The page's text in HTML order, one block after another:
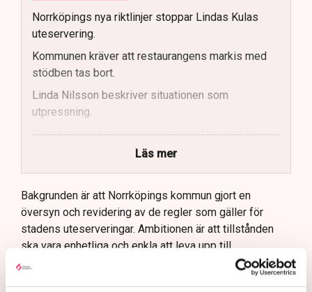
Norrköpings nya riktlinjer stoppar Lindas Kulas
uteservering.
Kommunen kräver att restaurangens markis med
stödben tas bort.
Linda Nilsson beskriver situationen som
utpressning.
Flera krögare kritiserar kommunen för otydlig
Kommunen vill skapa enhetliga regler för
uteserveringar.
Lindas Kula ställer in uteserveringen för
sommaren.
Läs mer
Bakgrunden är att Norrköpings kommun gjort en
översyn och revidering av de regler som gäller för
stadens uteserveringar. Ambitionen är att tillstånden
ska vara enhetliga och enkla att leva upp till.
– Tidigare har det varit ett problem i Norrköping med en
godtycklighet kring den här branschen, där kommunen